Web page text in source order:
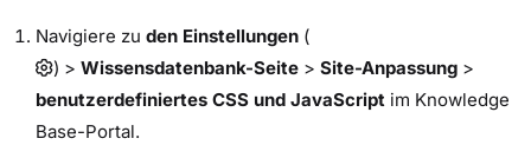
Navigiere zu den Einstellungen (
) > Wissensdatenbank-Seite > Site-Anpassung >
benutzerdefiniertes CSS und JavaScript im Knowledge
Base-Portal.